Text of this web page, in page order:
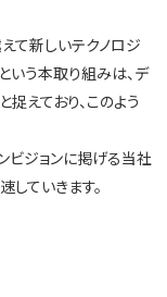
て新しいテクノロジ
いう本取り組みは、デ
えており、このよう
ビジョンに掲げる当社
ていきます。